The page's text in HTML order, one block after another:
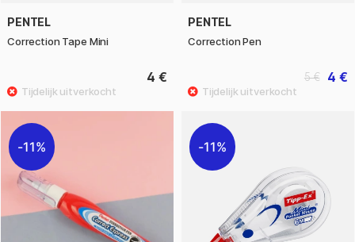
PENTEL
Correction Tape Mini
4 €
PENTEL
Correction Pen
4 €
5 €
11% 11%